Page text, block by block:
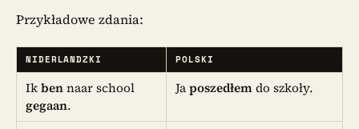
Przykładowe zdania:
NIDERLANDZKI POLSKI
Ikbennaar school
gegaan.
Japoszedłemdo szkoły.